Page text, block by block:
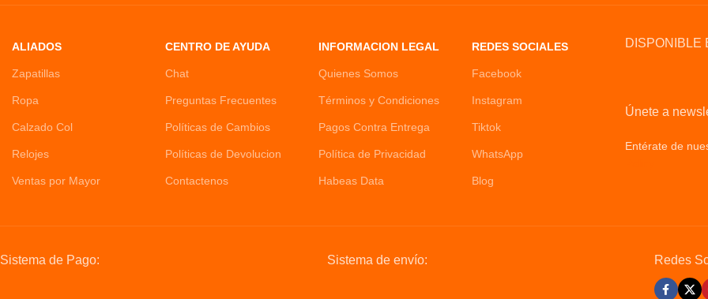
ALIADOS
Zapatillas
Ropa
Calzado Col
Relojes
Ventas por Mayor
CENTRO DE AYUDA
Chat
Preguntas Frecuentes
Políticas de Cambios
Políticas de Devolucion
Contactenos
INFORMACION LEGAL
Quienes Somos
Términos y Condiciones
Pagos Contra Entrega
Política de Privacidad
Habeas Data
REDES SOCIALES
Facebook
Instagram
Tiktok
WhatsApp
Blog
DISPONIBLE
Únete a
Entérate de
Sistema de Pago: Sistema de envío: Redes